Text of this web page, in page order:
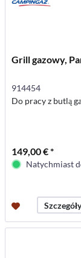
Grill gazowy,
914454
Do pracy z butlą
149,00 € *
Natychmiast